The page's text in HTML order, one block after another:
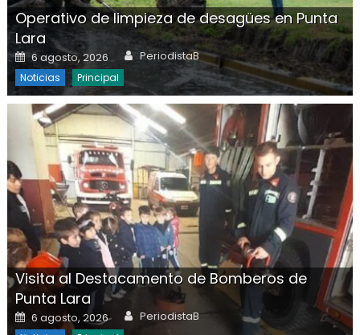
Operativo de limpieza de desagües en Punta
Lara
Posted on
6 agosto, 2026 Author
PeriodistaB
Noticias Principal
Visita al Destacamento de Bomberos de
Punta Lara
Posted on
6 agosto, 2026 Author
PeriodistaB